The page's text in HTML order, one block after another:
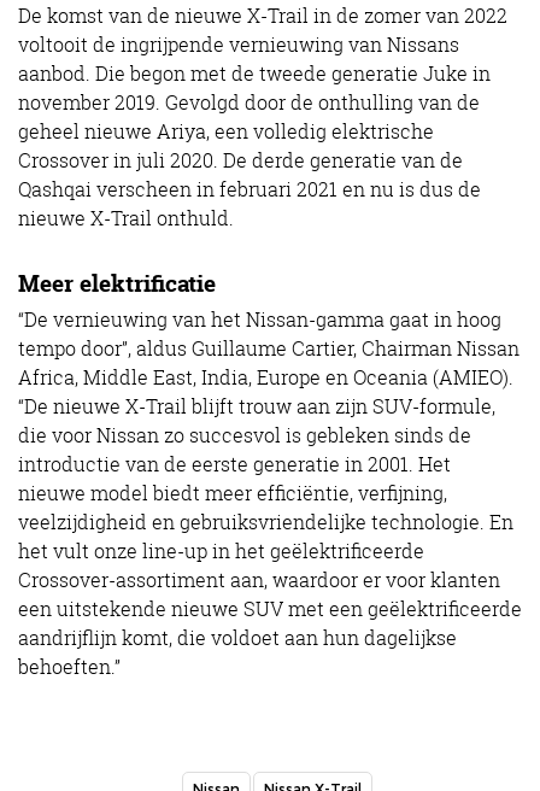
De komst van de nieuwe X-Trail in de zomer van 2022
voltooit de ingrijpende vernieuwing van Nissans
aanbod. Die begon met de tweede generatie Juke in
november 2019. Gevolgd door de onthulling van de
geheel nieuwe Ariya, een volledig elektrische
Crossover in juli 2020. De derde generatie van de
Qashqai verscheen in februari 2021 en nu is dus de
nieuwe X-Trail onthuld.
Meer elektrificatie
“De vernieuwing van het Nissan-gamma gaat in hoog
tempo door”, aldus Guillaume Cartier, Chairman Nissan
Africa, Middle East, India, Europe en Oceania (AMIEO).
“De nieuwe X-Trail blijft trouw aan zijn SUV-formule,
die voor Nissan zo succesvol is gebleken sinds de
introductie van de eerste generatie in 2001. Het
nieuwe model biedt meer efficiëntie, verfijning,
veelzijdigheid en gebruiksvriendelijke technologie. En
het vult onze line-up in het geëlektrificeerde
Crossover-assortiment aan, waardoor er voor klanten
een uitstekende nieuwe SUV met een geëlektrificeerde
aandrijflijn komt, die voldoet aan hun dagelijkse
behoeften.”